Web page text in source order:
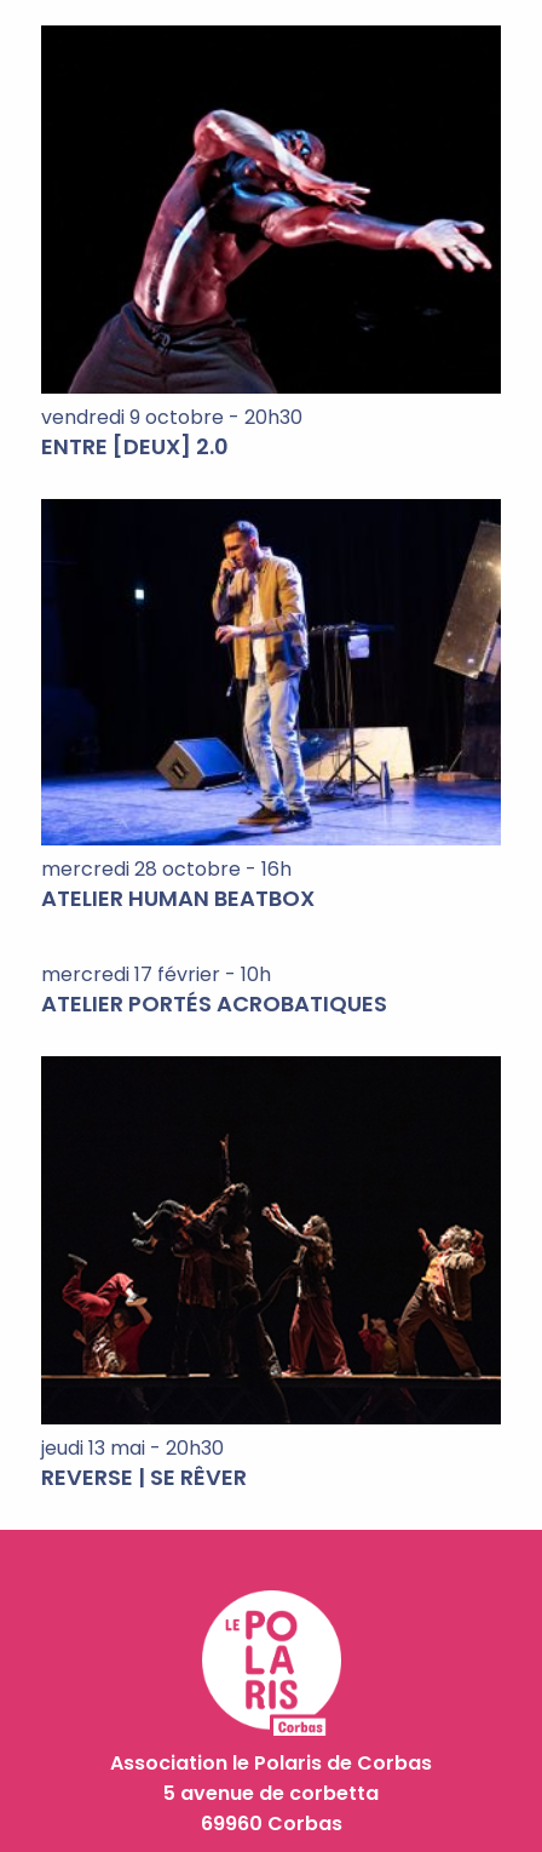
vendredi 9 octobre - 20h30
ENTRE [DEUX] 2.0
mercredi 28 octobre - 16h
ATELIER HUMAN BEATBOX
mercredi 17 février - 10h
ATELIER PORTÉS ACROBATIQUES
jeudi 13 mai - 20h30
REVERSE | SE RÊVER
Association le Polaris de Corbas
5 avenue de corbetta
69960 Corbas